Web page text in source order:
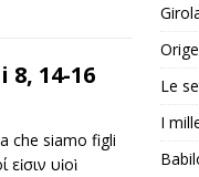
8, 14-16
che siamo figli
υἱοὶ
Le
I